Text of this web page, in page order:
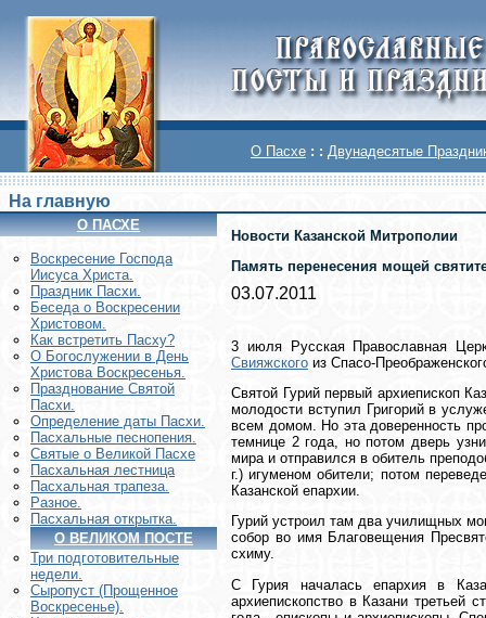
О Пасхе : : Двунадесятые
На главную
О ПАСХЕ
Воскреcение Господа
Иисуса Христа.
Праздник Пасхи.
Беседа о Воскресении
Христовом.
Как встретить Пасху?
О Богослужении в День
Христова Воскресенья.
Празднование Святой
Пасхи.
Определение даты Пасхи.
Пасхальные песнопения.
Святые о Великой Пасхе
Пасхальная лестница
Пасхальная трапеза.
Разное.
Пасхальная открытка.
О ВЕЛИКОМ ПОСТЕ
Три подготовительные
недели.
Сыропуст (Прощенное
Воскресенье).
Новости Казанской Митрополии
Память перенесения мощей
03.07.2011
3 июля Русская Православная
Свияжского из Спасо-
Святой Гурий первый архиепископ
молодости вступил Григорий в
всем домом. Но эта доверенность
темнице 2 года, но потом дверь
мира и отправился в обитель
г.) игуменом обители; потом
Казанской епархии.
Гурий устроил там два училищных
собор во имя Благовещения
схиму.
С Гурия началась епархия в
архиепископство в Казани третьей